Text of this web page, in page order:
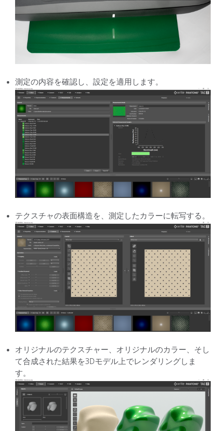
測定の内容を確認し、設定を適用します。
テクスチャの表面構造を、測定したカラーに転写する。
オリジナルのテクスチャー、オリジナルのカラー、そし
て合成された結果を3Dモデル上でレンダリングしま
す。